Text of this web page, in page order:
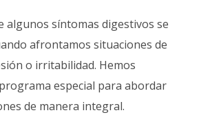
algunos síntomas digestivos se
afrontamos situaciones de
o irritabilidad. Hemos
especial para abordar
de manera integral.